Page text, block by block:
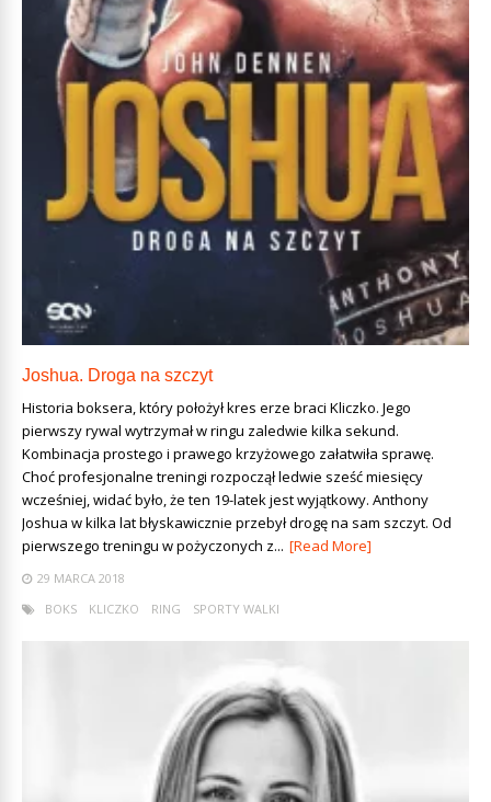
Joshua. Droga na szczyt
Historia boksera, który położył kres erze braci Kliczko. Jego
pierwszy rywal wytrzymał w ringu zaledwie kilka sekund.
Kombinacja prostego i prawego krzyżowego załatwiła sprawę.
Choć profesjonalne treningi rozpoczął ledwie sześć miesięcy
wcześniej, widać było, że ten 19-latek jest wyjątkowy. Anthony
Joshua w kilka lat błyskawicznie przebył drogę na sam szczyt. Od
pierwszego treningu w pożyczonych z... [Read More]
29 MARCA 2018
BOKS
KLICZKO RING SPORTY WALKI